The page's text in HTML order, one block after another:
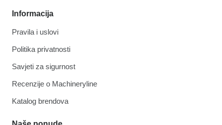
Informacija
Pravila i uslovi
Politika privatnosti
Savjeti za sigurnost
Recenzije o Machineryline
Katalog brendova